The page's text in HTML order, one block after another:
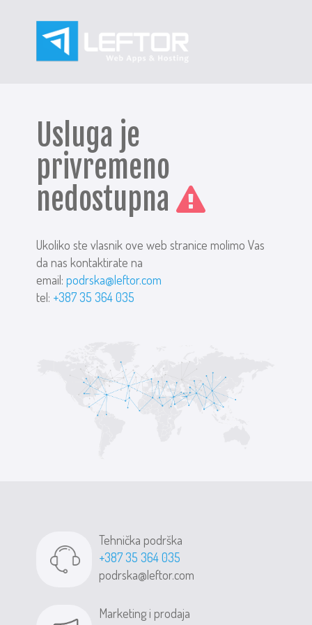
Usluga je
privremeno
nedostupna
Ukoliko ste vlasnik ove web stranice molimo Vas
da nas kontaktirate na
email:podrska@leftor.com
tel: +387 35 364 035
Tehnička podrška
+387 35 364 035
podrska@leftor.com
Marketing i prodaja